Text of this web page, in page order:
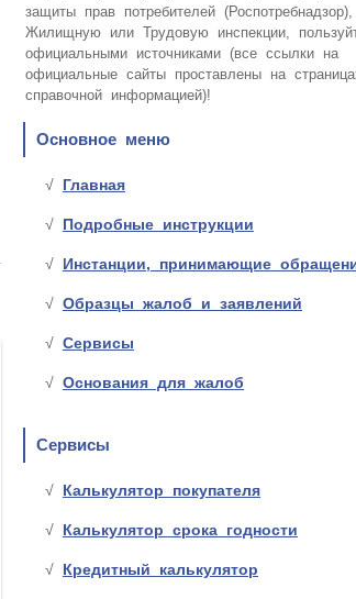
защиты прав потребителей (Роспотребнадзор),
Жилищную или Трудовую инспекции,
официальными источниками (все ссылки на
официальные сайты проставлены на
справочной информацией)!
Основное меню
Главная
Подробные инструкции
Инстанции, принимающие
Образцы жалоб и заявлений
Сервисы
Основания для жалоб
Сервисы
Калькулятор покупателя
Калькулятор срока годности
Кредитный калькулятор